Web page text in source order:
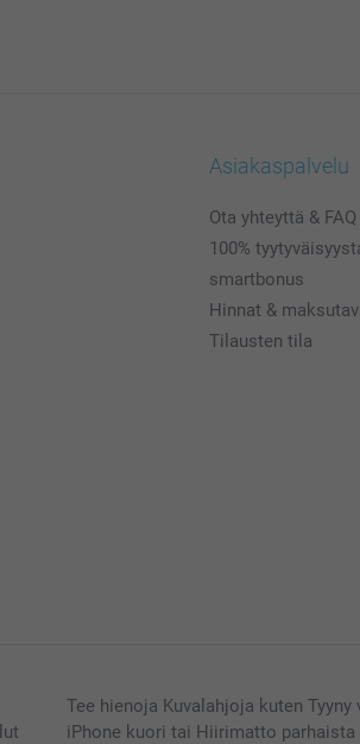
Asiakaspalvelu
Ota yhteyttä & FAQ
100%
smartbonus
Hinnat &
Tilausten tila
Tee hienoja Kuvalahjoja kuten Tyyny
iPhone kuori tai Hiirimatto